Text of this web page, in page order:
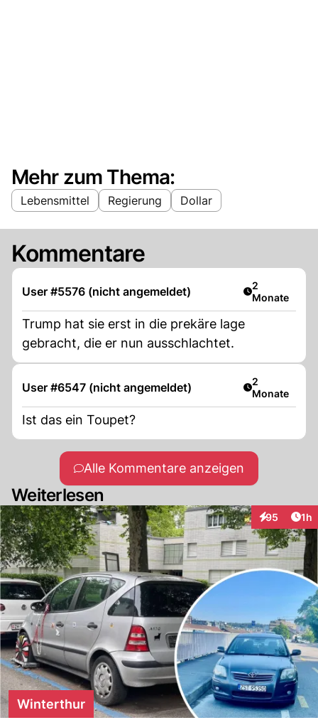
Mehr zum Thema:
Lebensmittel Regierung Dollar
Kommentare
User #5576 (nicht angemeldet) Artikel
2
Monate
Trump hat sie erst in die prekäre lage
gebracht, die er nun ausschlachtet.
User #6547 (nicht angemeldet) Artikel
2
Monate
Ist das ein Toupet?
Alle Kommentare anzeigen
Weiterlesen
95
Interaktionen
1h
Winterthur